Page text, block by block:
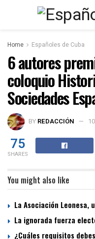
Home Españoles de Cuba
6 autores
coloquio
Sociedades
BY REDACCIÓN
75
SHARES
You might also like
La Asociación Leonesa,
La ignorada fuerza
¿Cuáles requisitos